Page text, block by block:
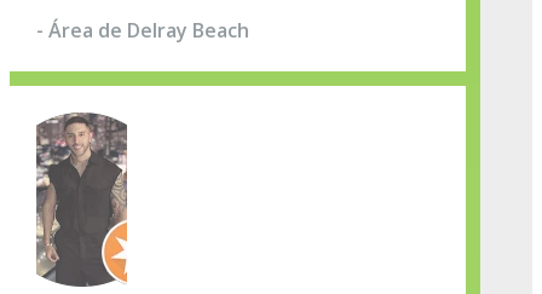
- Área de Delray Beach